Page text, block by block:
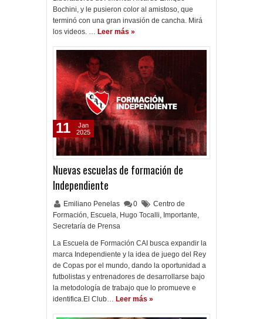
Bochini, y le pusieron color al amistoso, que
terminó con una gran invasión de cancha. Mirá
los videos. … Leer más »
Nuevas escuelas de formación de
Independiente
Emiliano Penelas 0
Centro de
Formación, Escuela, Hugo Tocalli, Importante,
Secretaría de Prensa
La Escuela de Formación CAI busca expandir la
marca Independiente y la idea de juego del Rey
de Copas por el mundo, dando la oportunidad a
futbolistas y entrenadores de desarrollarse bajo
la metodología de trabajo que lo promueve e
identifica.El Club… Leer más »
11
Jan
2025